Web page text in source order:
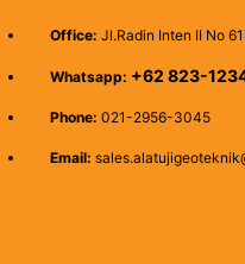
Office: Jl.Radin Inten II No
Whatsapp: +62 823-
Phone: 021-2956-3045
Email: